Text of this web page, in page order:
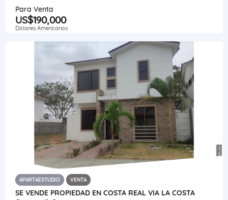
Para Venta
US$190,000
Dólares Americanos
APARTAESTUDIO VENTA
SE VENDE PROPIEDAD EN COSTA REAL VIA LA COSTA